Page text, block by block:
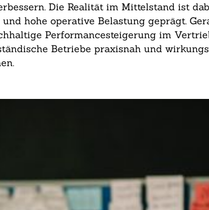
Die Realität im Mittelstand ist
hohe operative Belastung geprägt.
Performancesteigerung im
Betriebe praxisnah und